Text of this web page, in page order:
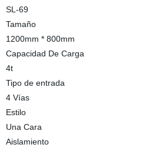
SL-69
Tamaño
1200mm * 800mm
Capacidad De Carga
4t
Tipo de entrada
4 Vías
Estilo
Una Cara
Aislamiento